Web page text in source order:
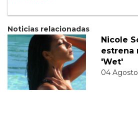
Noticias relacionadas
Nicole
estrena
'Wet'
04 Agosto